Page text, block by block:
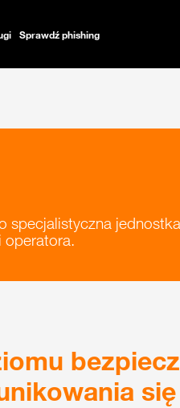
Sprawdź phishing
specjalistyczna
operatora.
się